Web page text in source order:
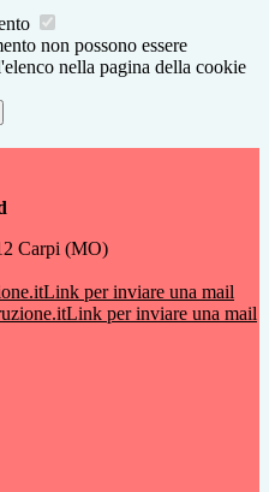
non possono essere
nella pagina della cookie
Carpi (MO)
Link per inviare una mail
Link per inviare una mail